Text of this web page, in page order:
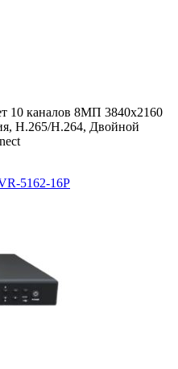
10 каналов 8МП 3840х2160
H.265/H.264, Двойной
5162-16P